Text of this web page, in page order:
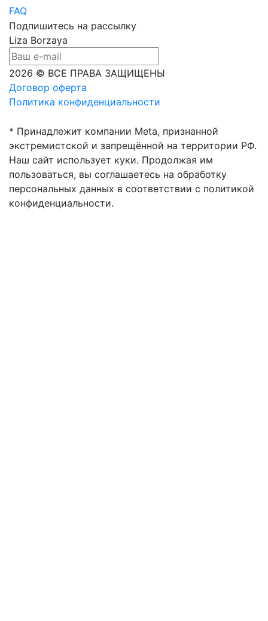
FAQ
Подпишитесь на рассылку
Liza Borzaya
2026 © ВСЕ ПРАВА ЗАЩИЩЕНЫ
Договор оферта
Политика конфиденциальности
* Принадлежит компании Meta, признанной
экстремистской и запрещённой на территории РФ.
Наш сайт использует куки. Продолжая им
пользоваться, вы соглашаетесь на обработку
персональных данных в соответствии с политикой
конфиденциальности.